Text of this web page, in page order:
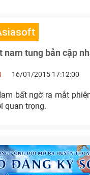
nam tung bản cập
16/01/2015 17:12:00
bất ngờ ra mắt
quan trọng.